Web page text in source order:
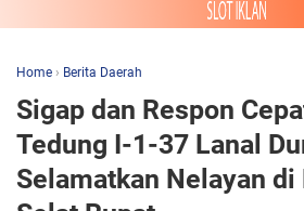
Home › Berita Daerah
Sigap dan Respon
Tedung I-1-37 Lanal
Selamatkan Nelayan di